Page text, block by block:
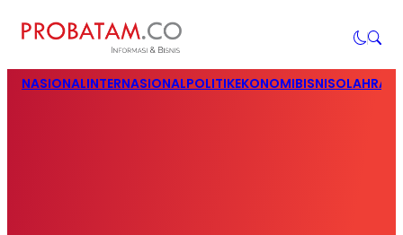
NASIONALINTERNASIONALPOLITIKEKONOMIBISNIS